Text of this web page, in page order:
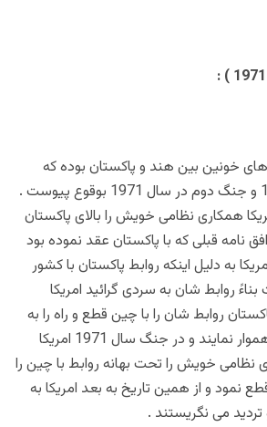
خونین بین هند و پاکستان بوده که
جنگ اول در سال 1965 و جنگ دوم در سال 1971 بوقوع پیوست .
سال 1965 امریکا همکاری نظامی خویش را بالای پاکستان
نامه قبلی که با پاکستان عقد نموده بود
به دلیل اینکه روابط پاکستان با کشور
روابط شان به سردی گرائید امریکا
روابط شان را با چین قطع و راه را به
حل بحران ایجاد شده هموار نمایند و در جنگ سال 1971 امریکا
خویش را تحت بهانه روابط با چین را
نمود و از همین تاریخ به بعد امریکا به
می نگریستند .